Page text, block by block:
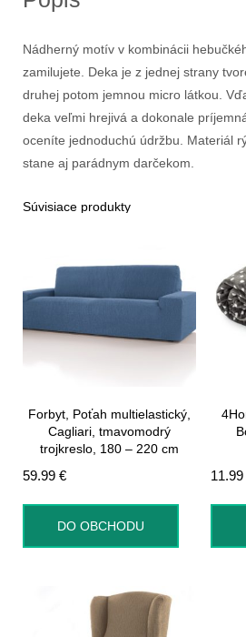
Nádherný motív v kombinácii
zamilujete. Deka je z jednej strany
druhej potom jemnou micro látkou.
deka veľmi hrejivá a dokonale
oceníte jednoduchú údržbu. Materiál
stane aj parádnym darčekom.
Súvisiace produkty
Forbyt, Poťah multielastický,
Cagliari, tmavomodrý
trojkreslo, 180 – 220 cm
59.99 €
DO OBCHODU
11.99